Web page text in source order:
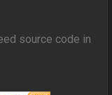
source code in